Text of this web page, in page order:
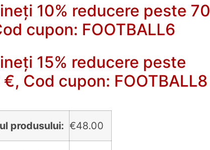
10% reducere peste 70
cupon: FOOTBALL6
15% reducere peste
€, Cod cupon: FOOTBALL8
produsului: €48.00